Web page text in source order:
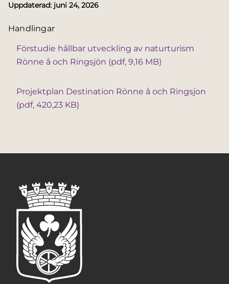
Uppdaterad: juni 24, 2026
Handlingar
Förstudie hållbar utveckling av naturturism
Rönne å och Ringsjön (pdf, 9,16 MB)
Projektplan Destination Rönne å och Ringsjon
(pdf, 420,23 KB)